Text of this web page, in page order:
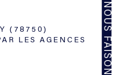
(78750)
LES AGENCES